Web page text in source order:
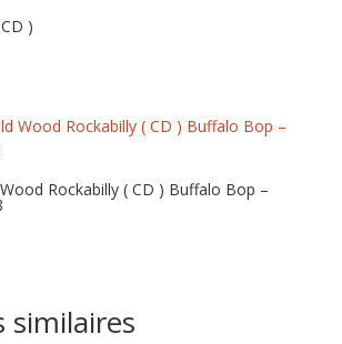
)
Rockabilly ( CD ) Buffalo Bop –
similaires